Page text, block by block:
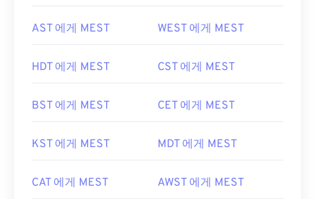
AST 에게 MEST WEST 에게 MEST
HDT 에게 MEST CST 에게 MEST
BST 에게 MEST CET 에게 MEST
KST 에게 MEST MDT 에게 MEST
CAT 에게 MEST AWST 에게 MEST